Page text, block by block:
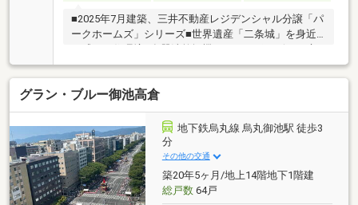
■2025年7月建築、三井不動産レジデンシャル分譲「パ
ークホームズ」シリーズ■世界遺産「二条城」を身近
暖房・ミストサウナ・浴室暖房乾燥機など充実した設
備を採用■専有面積116平米、上層階・南西角部屋、約
24.7畳の明るく開放的なリビングです■1822サイズの
大型浴室・ダブルボウル洗面採用■ウォークインクロ
ーゼット・シューズインクローゼット・トランクルー
ム等、豊富な収納を確保■ペット飼育可能（規約有）■
掲載物件のご内覧希望やご質問等はお気軽にお申し付
けください。お問合せお待ちしております！
グラン・ブルー御池高倉
地下鉄烏丸線 烏丸御池駅 徒歩3
分
その他の交通
築20年5ヶ月/地上14階地下1階建
総戸数64戸